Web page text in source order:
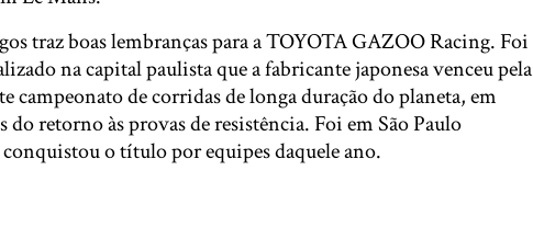
traz boas lembranças para a TOYOTA GAZOO Racing. Foi
na capital paulista que a fabricante japonesa venceu pela
de corridas de longa duração do planeta, em
do retorno às provas de resistência. Foi em São Paulo
o título por equipes daquele ano.